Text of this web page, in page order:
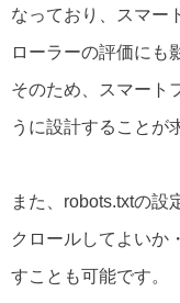
なっており、スマー
ローラーの評価にも
そのため、スマート
うに設計することが
また、robots.txtの設
クロールしてよいか
すことも可能です。